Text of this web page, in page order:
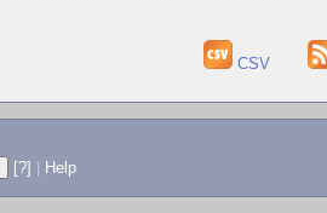
CSV
[?] Help